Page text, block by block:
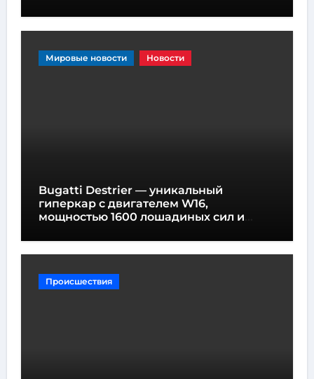
Мировые новости Новости
Bugatti Destrier — уникальный
гиперкар с двигателем W16,
мощностью 1600 лошадиных сил и
Происшествия